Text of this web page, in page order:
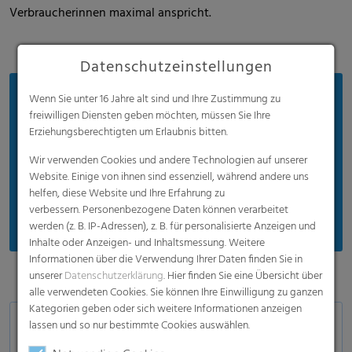
Verbraucherinnen maximal anspricht.
Vorteile
Ultraleicht
Einfache Versiegelung
Geräuscharm
Kostengünstig
Anwendungen
Datenschutzeinstellungen
Wenn Sie unter 16 Jahre alt sind und Ihre Zustimmung zu
freiwilligen Diensten geben möchten, müssen Sie Ihre
Erziehungsberechtigten um Erlaubnis bitten.
Wir verwenden Cookies und andere Technologien auf unserer
Website. Einige von ihnen sind essenziell, während andere uns
helfen, diese Website und Ihre Erfahrung zu
verbessern. Personenbezogene Daten können verarbeitet
werden (z. B. IP-Adressen), z. B. für personalisierte Anzeigen und
Inhalte oder Anzeigen- und Inhaltsmessung. Weitere
Informationen über die Verwendung Ihrer Daten finden Sie in
unsererDatenschutzerklärung. Hier finden Sie eine Übersicht über
alle verwendeten Cookies. Sie können Ihre Einwilligung zu ganzen
Kategorien geben oder sich weitere Informationen anzeigen
lassen und so nur bestimmte Cookies auswählen.